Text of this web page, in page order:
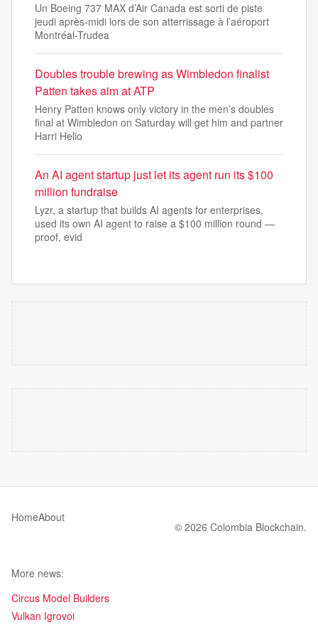
Un Boeing 737 MAX d’Air Canada est sorti de piste
jeudi après-midi lors de son atterrissage à l’aéroport
Montréal-Trudea
Doubles trouble brewing as Wimbledon finalist
Patten takes aim at ATP
Henry Patten knows only victory in the men’s doubles
final at Wimbledon on Saturday will get him and partner
Harri Helio
An AI agent startup just let its agent run its $100
million fundraise
Lyzr, a startup that builds AI agents for enterprises,
used its own AI agent to raise a $100 million round —
proof, evid
HomeAbout
© 2026 Colombia Blockchain.
More news:
Circus Model Builders
Vulkan Igrovoi